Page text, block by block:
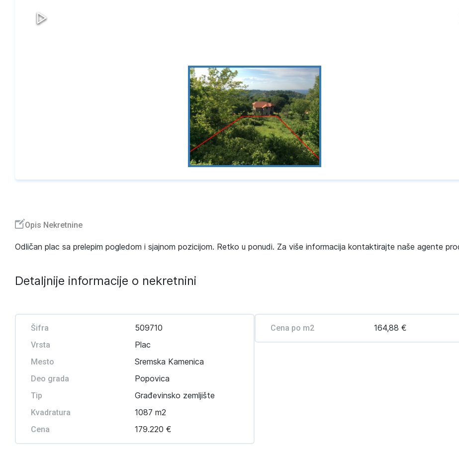
Opis Nekretnine
Odličan plac sa prelepim pogledom i sjajnom pozicijom. Retko u ponudi. Za više informacija kontaktirajte naše agente
Detaljnije informacije o nekretnini
Šifra 509710
Vrsta Plac
Mesto Sremska Kamenica
Deo grada Popovica
Tip Građevinsko zemljište
Kvadratura 1087 m2
Cena 179.220 €
Cena po m2 164,88 €